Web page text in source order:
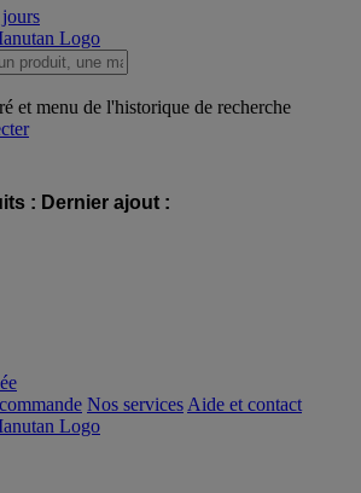
et menu de l'historique de recherche
: Dernier ajout :
Nos services Aide et contact